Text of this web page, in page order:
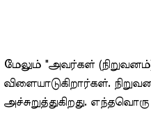
மேலும் "அவர்கள்
விளையாடுகிறார்கள்.
அச்சுறுத்துகிறது.